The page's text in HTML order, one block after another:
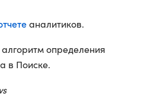
аналитиков.
алгоритм определения
в Поиске.